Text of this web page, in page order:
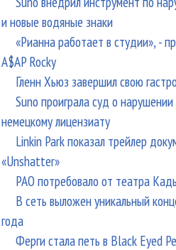
и новые водяные знаки
«Рианна работает в студии», -
A$AP Rocky
Гленн Хьюз завершил свою
Suno проиграла суд о
немецкому лицензиату
Linkin Park показал трейлер
«Unshatter»
РАО потребовало от театра
В сеть выложен уникальный
года
Ферги стала петь в Black Eyed